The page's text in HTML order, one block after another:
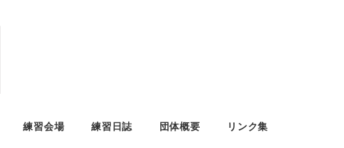
練習会場 練習日誌 団体概要 リンク集